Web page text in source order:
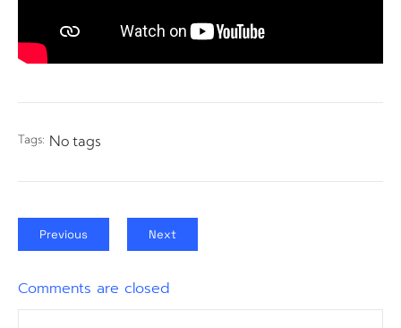
Tags: No tags
Previous Next
Comments are closed